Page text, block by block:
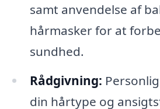
samt anvendelse af
hårmasker for at
sundhed.
Rådgivning:
din hårtype og